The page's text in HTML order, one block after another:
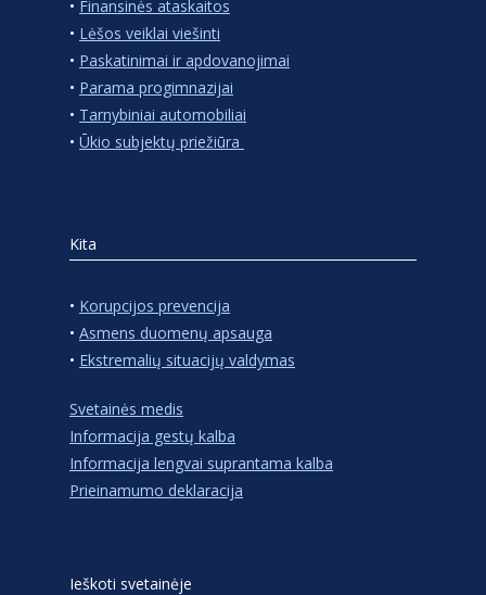
• Finansinės ataskaitos
• Lėšos veiklai viešinti
• Paskatinimai ir apdovanojimai
• Parama progimnazijai
• Tarnybiniai automobiliai
• Ūkio subjektų priežiūra
Kita
• Korupcijos prevencija
• Asmens duomenų apsauga
• Ekstremalių situacijų valdymas
Svetainės medis
Informacija gestų kalba
Informacija lengvai suprantama kalba
Prieinamumo deklaracija
Ieškoti svetainėje